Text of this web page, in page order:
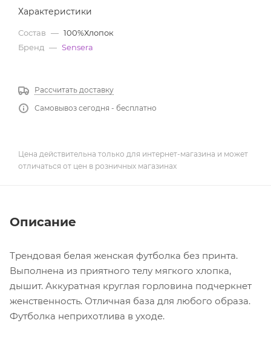
Характеристики
Состав — 100%Хлопок
Бренд — Sensera
Рассчитать доставку
Самовывоз сегодня - бесплатно
Цена действительна только для интернет-магазина и может
отличаться от цен в розничных магазинах
Описание
Трендовая белая женская футболка без принта.
Выполнена из приятного телу мягкого хлопка,
дышит. Аккуратная круглая горловина подчеркнет
женственность. Отличная база для любого образа.
Футболка неприхотлива в уходе.